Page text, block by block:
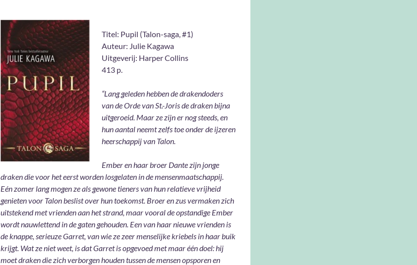
Titel: Pupil (Talon-saga, #1)
Auteur: Julie Kagawa
Uitgeverij: Harper Collins
413 p.
“Lang geleden hebben de drakendoders
van de Orde van St.-Joris de draken bijna
uitgeroeid. Maar ze zijn er nog steeds, en
hun aantal neemt zelfs toe onder de ijzeren
heerschappij van Talon.
Ember en haar broer Dante zijn jonge
draken die voor het eerst worden losgelaten in de mensenmaatschappij.
Eén zomer lang mogen ze als gewone tieners van hun relatieve vrijheid
genieten voor Talon beslist over hun toekomst. Broer en zus vermaken zich
uitstekend met vrienden aan het strand, maar vooral de opstandige Ember
wordt nauwlettend in de gaten gehouden. Een van haar nieuwe vrienden is
de knappe, serieuze Garret, van wie ze zeer menselijke kriebels in haar buik
krijgt. Wat ze niet weet, is dat Garret is opgevoed met maar één doel: hij
moet draken die zich verborgen houden tussen de mensen opsporen en